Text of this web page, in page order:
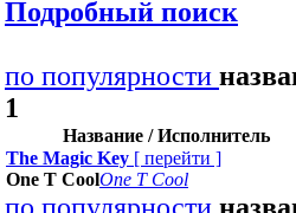
Подробный поиск
по популярности
1
Название / Исполнитель
The Magic Key [ перейти ]
One T CoolOne T Cool